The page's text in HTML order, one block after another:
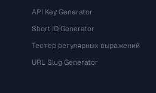
API Key Generator
Short ID Generator
Тестер регулярных выражений
URL Slug Generator